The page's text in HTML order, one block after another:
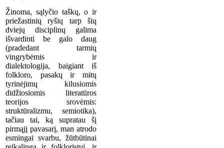
Žinoma, sąlyčio taškų, o ir
priežastinių ryšių tarp šių
dviejų disciplinų galima
išvardinti be galo daug
(pradedant tarmių
vingrybėmis ir
dialektologija, baigiant iš
folkloro, pasakų ir mitų
tyrinėjimų kilusiomis
didžiosiomis literatūros
teorijos srovėmis:
struktūralizmu, semiotika),
tačiau tai, ką supratau šį
pirmąjį pavasarį, man atrodo
esmingai svarbu, žūtbūtinai